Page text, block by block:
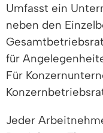
Umfasst ein
neben den
für
Für
Jeder